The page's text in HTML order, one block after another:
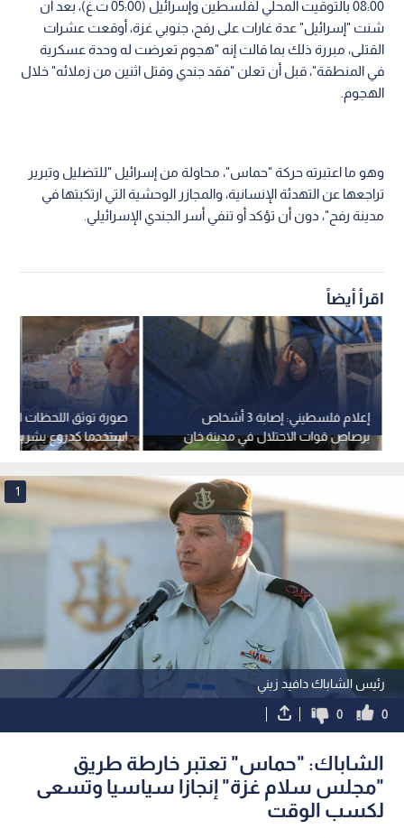
08:00 بالتوقيت المحلي لفلسطين وإسرائيل (05:00 ت.غ)، بعد أن
شنت "إسرائيل" عدة غارات على رفح، جنوبي غزة، أوقعت عشرات
القتلى، مبررة ذلك بما قالت إنه "هجوم تعرضت له وحدة عسكرية
في المنطقة"، قبل أن تعلن "فقد جندي وقتل اثنين من زملائه" خلال
الهجوم.
وهو ما اعتبرته حركة "حماس"، محاولة من إسرائيل "للتضليل وتبرير
تراجعها عن التهدئة الإنسانية، والمجازر الوحشية التي ارتكبتها في
مدينة رفح"، دون أن تؤكد أو تنفي أسر الجندي الإسرائيلي.
اقرأ أيضاً
صورة توثق اللحظات
استخدما كدروع بشرية
بغزة
إعلام فلسطيني: إصابة 3 أشخاص
برصاص قوات الاحتلال في مدينة خان
يونس جنوب قطاع غزة
رئيس الشاباك دافيد زيني
1
0
0
الشاباك: "حماس" تعتبر خارطة طريق
"مجلس سلام غزة" إنجازا سياسيا وتسعى
لكسب الوقت